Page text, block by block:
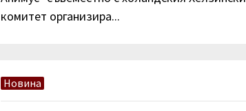
комитет организира...
Новина